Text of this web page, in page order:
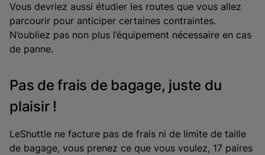
Vous devriez aussi étudier les routes que vous allez
parcourir pour anticiper certaines contraintes.
N’oubliez pas non plus l’équipement nécessaire en cas
de panne.
Pas de frais de bagage, juste du
plaisir !
LeShuttle ne facture pas de frais ni de limite de taille
de bagage, vous prenez ce que vous voulez, 17 paires